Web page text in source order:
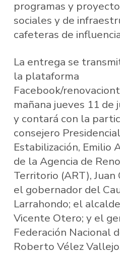
programas y
sociales y de
cafeteras de
La entrega se
la plataforma
Facebook/
mañana jueves 11 de
y contará con la
consejero
Estabilización, Emilio
de la Agencia de
Territorio (ART),
el gobernador del
Larrahondo; el
Vicente Otero; y el
Federación Nacional
Roberto Vélez